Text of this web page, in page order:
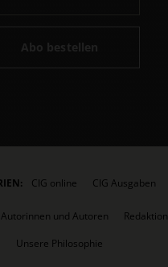
Abo bestellen
CIG online CIG Ausgaben
Autorinnen und Autoren
Redaktion
Unsere Philosophie